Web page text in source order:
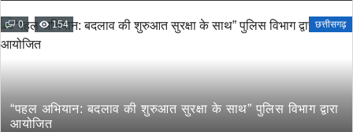
0 154 छत्तीसगढ़
“पहल अभियान: बदलाव की शुरुआत सुरक्षा के साथ” पुलिस विभाग द्वारा
आयोजित